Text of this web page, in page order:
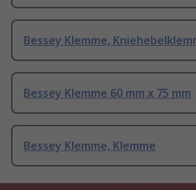
Bessey Klemme,
Bessey Klemme 60 mm x 75 mm
Bessey Klemme, Klemme